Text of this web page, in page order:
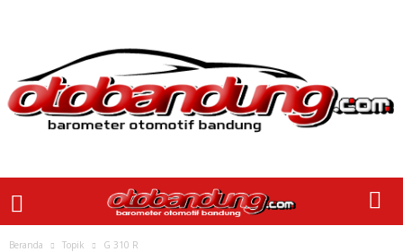
Beranda Topik G 310 R